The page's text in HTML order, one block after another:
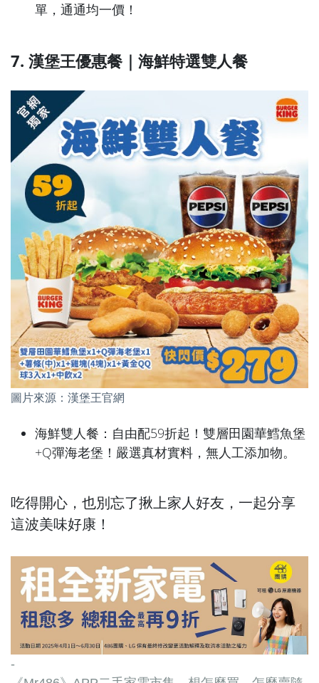
單，通通均一價！
7. 漢堡王優惠餐｜海鮮特選雙人餐
圖片來源：漢堡王官網
海鮮雙人餐：自由配59折起！雙層田園華鱈魚堡
+Q彈海老堡！嚴選真材實料，無人工添加物。
吃得開心，也別忘了揪上家人好友，一起分享
這波美味好康！
-